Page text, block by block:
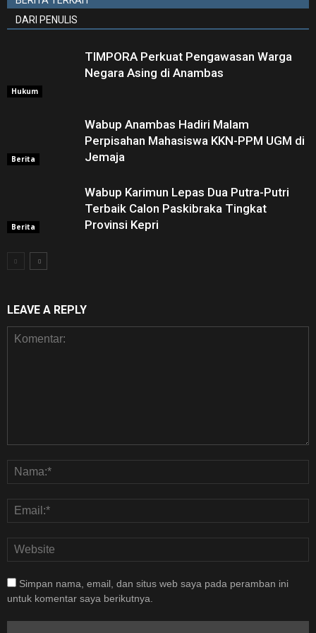
DARI PENULIS
Hukum
TIMPORA Perkuat Pengawasan Warga
Negara Asing di Anambas ‎
Berita
Wabup Anambas Hadiri Malam
Perpisahan Mahasiswa KKN-PPM UGM di
Jemaja ‎
Berita
Wabup Karimun Lepas Dua Putra-Putri
Terbaik Calon Paskibraka Tingkat
Provinsi Kepri
LEAVE A REPLY
Simpan nama, email, dan situs web saya pada peramban ini
untuk komentar saya berikutnya.